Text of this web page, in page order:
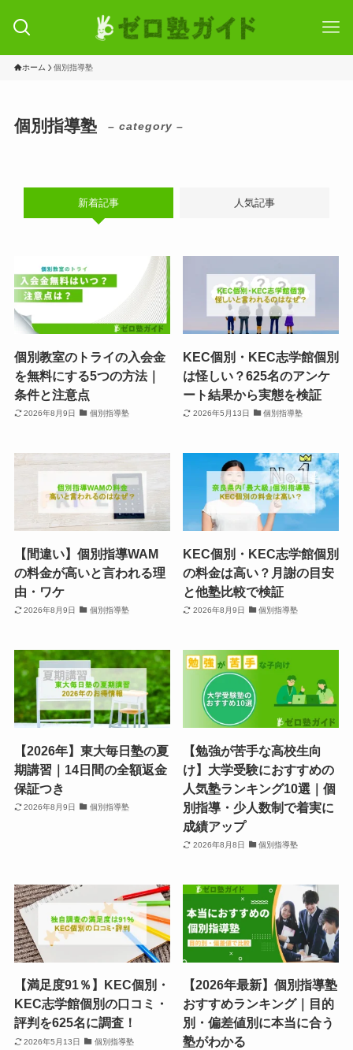
ホーム 個別指導塾
個別指導塾 – category –
新着記事 人気記事
個別教室のトライの入会金
を無料にする5つの方法｜
条件と注意点
2026年8月9日 個別指導塾
KEC個別・KEC志学館個別
は怪しい？625名のアンケ
ート結果から実態を検証
2026年5月13日 個別指導塾
【間違い】個別指導WAM
の料金が高いと言われる理
由・ワケ
2026年8月9日 個別指導塾
KEC個別・KEC志学館個別
の料金は高い？月謝の目安
と他塾比較で検証
2026年8月9日 個別指導塾
【2026年】東大毎日塾の夏
期講習｜14日間の全額返金
保証つき
2026年8月9日 個別指導塾
【勉強が苦手な高校生向
け】大学受験におすすめの
人気塾ランキング10選｜個
別指導・少人数制で着実に
成績アップ
2026年8月8日 個別指導塾
【満足度91％】KEC個別・
KEC志学館個別の口コミ・
評判を625名に調査！
2026年5月13日 個別指導塾
【2026年最新】個別指導塾
おすすめランキング｜目的
別・偏差値別に本当に合う
塾がわかる